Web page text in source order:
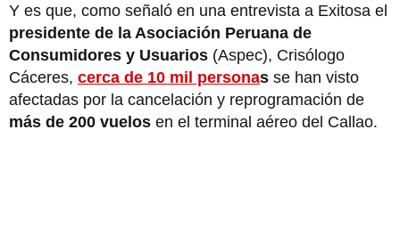
Y es que, como señaló en una entrevista a Exitosa el
presidente de la Asociación Peruana de
Consumidores y Usuarios (Aspec), Crisólogo
Cáceres, cerca de 10 mil personas se han visto
afectadas por la cancelación y reprogramación de
más de 200 vuelos en el terminal aéreo del Callao.